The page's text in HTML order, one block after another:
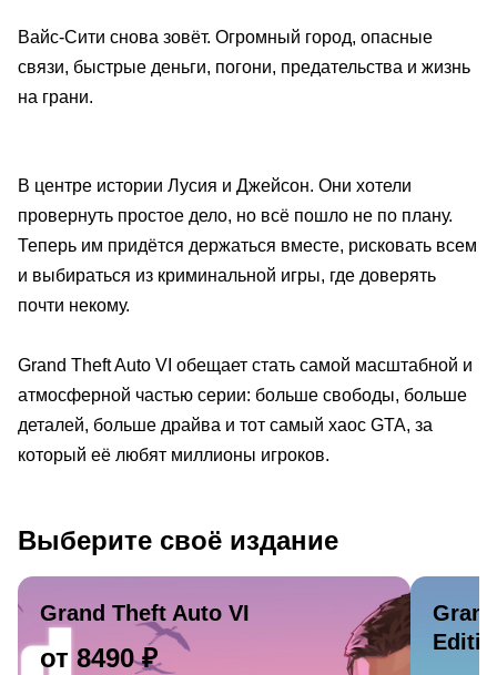
Вайс-Сити снова зовёт. Огромный город, опасные
связи, быстрые деньги, погони, предательства и жизнь
на грани.
В центре истории Лусия и Джейсон. Они хотели
провернуть простое дело, но всё пошло не по плану.
Теперь им придётся держаться вместе, рисковать всем
и выбираться из криминальной игры, где доверять
почти некому.
Grand Theft Auto VI обещает стать самой масштабной и
атмосферной частью серии: больше свободы, больше
деталей, больше драйва и тот самый хаос GTA, за
который её любят миллионы игроков.
Выберите своё издание
Grand Theft Auto VI
от 8490 ₽